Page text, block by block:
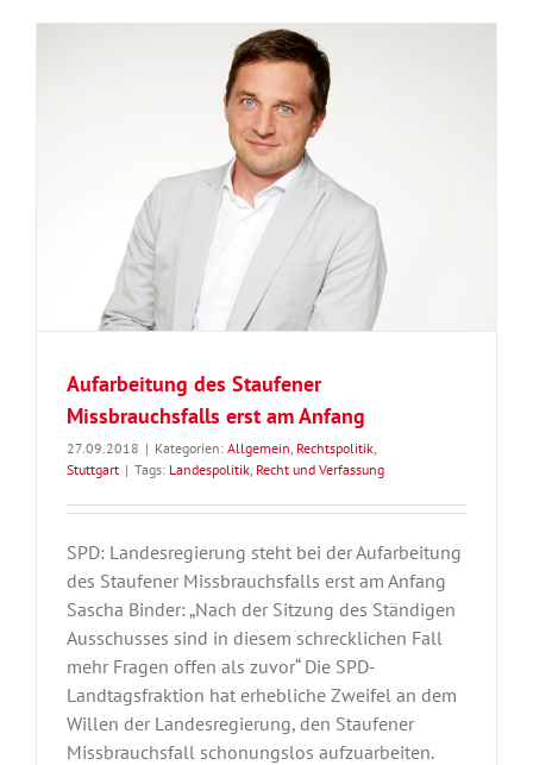
Aufarbeitung des Staufener
Missbrauchsfalls erst am Anfang
27.09.2018 | Kategorien: Allgemein Rechtspolitik
Stuttgart | Tags: Landespolitik Recht und Verfassung
SPD: Landesregierung steht bei der Aufarbeitung
des Staufener Missbrauchsfalls erst am Anfang
Sascha Binder: „Nach der Sitzung des Ständigen
Ausschusses sind in diesem schrecklichen Fall
mehr Fragen offen als zuvor“ Die SPD-
Landtagsfraktion hat erhebliche Zweifel an dem
Willen der Landesregierung, den Staufener
Missbrauchsfall schonungslos aufzuarbeiten.